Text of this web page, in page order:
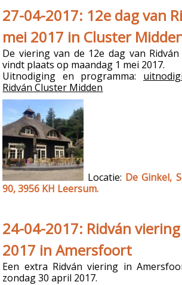
27-04-2017: 12e dag van
mei 2017 in Cluster
De viering van de 12e dag van
vindt plaats op maandag 1 mei 2017.
Uitnodiging en programma:
Ridván Cluster Midden
Locatie: De Ginkel,
90, 3956 KH Leersum.
24-04-2017: Ridván
2017 in Amersfoort
Een extra Ridván viering in
zondag 30 april 2017.